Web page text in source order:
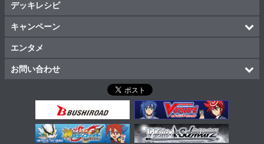
デッキレシピ
キャンペーン
エンタメ
お問い合わせ